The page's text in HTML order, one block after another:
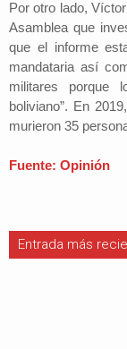
Por otro lado,
Asamblea que
que el informe
mandataria así
militares porque
boliviano”. En
murieron 35
Fuente: Opinión
Entrada más